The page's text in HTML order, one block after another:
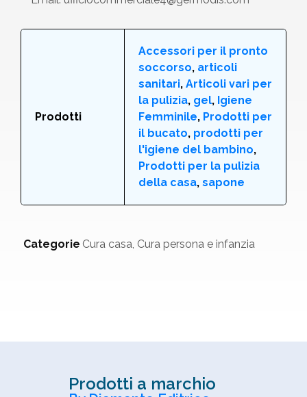
Prodotti
Accessori per il pronto
soccorso, articoli
sanitari, Articoli vari per
la pulizia, gel, Igiene
Femminile, Prodotti per
il bucato, prodotti per
l'igiene del bambino,
Prodotti per la pulizia
della casa, sapone
Categorie Cura casa, Cura persona e infanzia
Prodotti a marchio